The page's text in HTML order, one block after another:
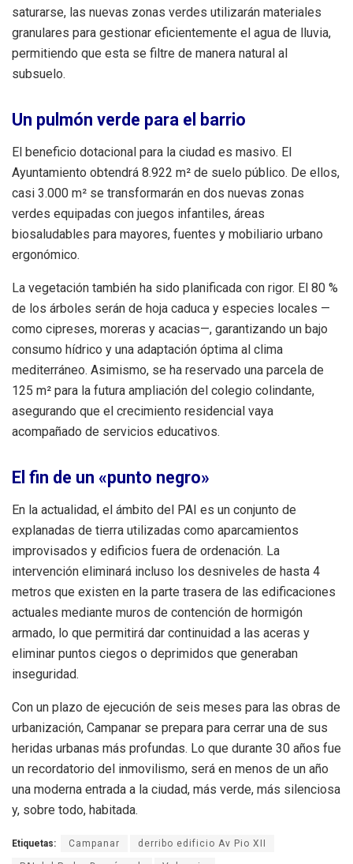
saturarse, las nuevas zonas verdes utilizarán materiales
granulares para gestionar eficientemente el agua de lluvia,
permitiendo que esta se filtre de manera natural al
subsuelo.
Un pulmón verde para el barrio
El beneficio dotacional para la ciudad es masivo. El
Ayuntamiento obtendrá 8.922 m² de suelo público. De ellos,
casi 3.000 m² se transformarán en dos nuevas zonas
verdes equipadas con juegos infantiles, áreas
biosaludables para mayores, fuentes y mobiliario urbano
ergonómico.
La vegetación también ha sido planificada con rigor. El 80 %
de los árboles serán de hoja caduca y especies locales —
como cipreses, moreras y acacias—, garantizando un bajo
consumo hídrico y una adaptación óptima al clima
mediterráneo. Asimismo, se ha reservado una parcela de
125 m² para la futura ampliación del colegio colindante,
asegurando que el crecimiento residencial vaya
acompañado de servicios educativos.
El fin de un «punto negro»
En la actualidad, el ámbito del PAI es un conjunto de
explanadas de tierra utilizadas como aparcamientos
improvisados y edificios fuera de ordenación. La
intervención eliminará incluso los desniveles de hasta 4
metros que existen en la parte trasera de las edificaciones
actuales mediante muros de contención de hormigón
armado, lo que permitirá dar continuidad a las aceras y
eliminar puntos ciegos o deprimidos que generaban
inseguridad.
Con un plazo de ejecución de seis meses para las obras de
urbanización, Campanar se prepara para cerrar una de sus
heridas urbanas más profundas. Lo que durante 30 años fue
un recordatorio del inmovilismo, será en menos de un año
una moderna entrada a la ciudad, más verde, más silenciosa
y, sobre todo, habitada.
Etiquetas: Campanar derribo edificio Av Pio XII